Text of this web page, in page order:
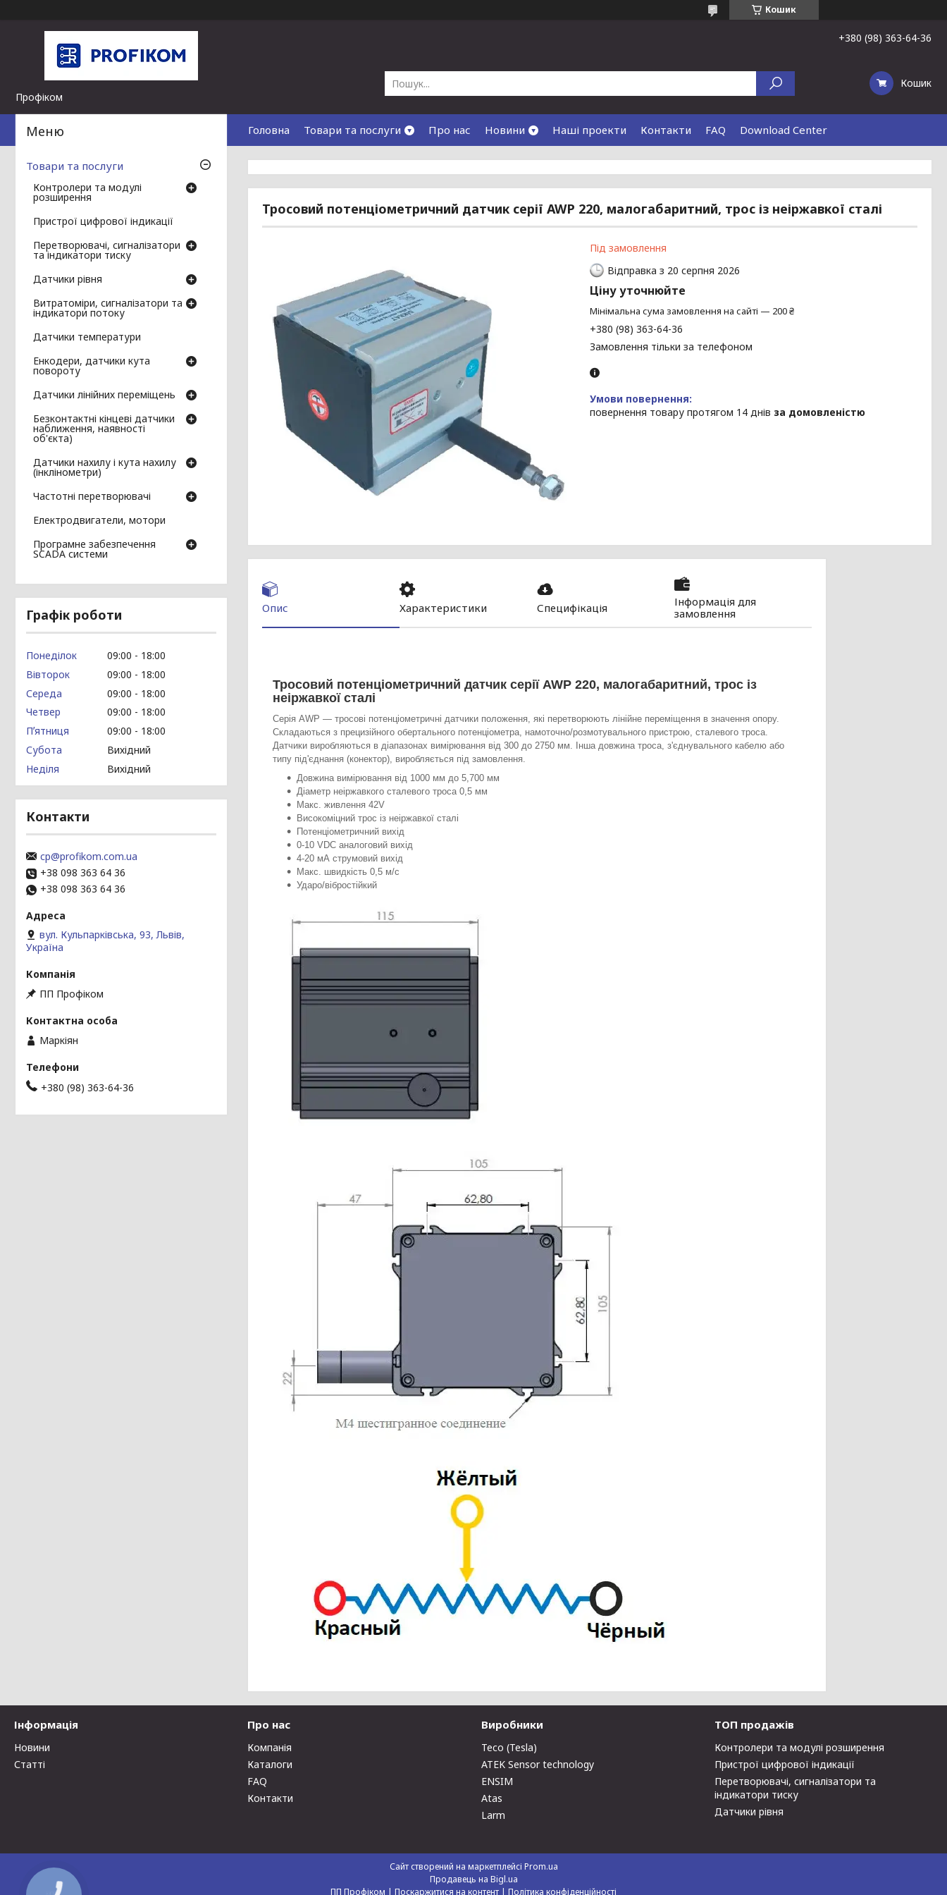
Кошик
Профіком
+380 (98) 363-64-36
Кошик
Головна Товари та послуги Про нас Новини Наші проекти Контакти FAQ Download Center
Тросовий потенціометричний датчик серії AWP 220, малогабаритний, трос із неіржавкої сталі
Під замовлення
Відправка з 20 серпня 2026
Ціну уточнюйте
Мінімальна сума замовлення на сайті — 200 ₴
+380 (98) 363-64-36
Замовлення тільки за телефоном
повернення товару протягом 14 днів за домовленістю
Опис Характеристики Специфікація
Інформація для
замовлення
Тросовий потенціометричний датчик серії AWP 220, малогабаритний, трос із
неіржавкої сталі
Серія AWP — тросові потенціометричні датчики положення, які перетворюють лінійне переміщення в значення опору.
Складаються з прецизійного обертального потенціометра, намоточно/розмотувального пристрою, сталевого троса.
Датчики виробляються в діапазонах вимірювання від 300 до 2750 мм. Інша довжина троса, з'єднувального кабелю або
типу під'єднання (конектор), виробляється під замовлення.
Довжина вимірювання від 1000 мм до 5,700 мм
Діаметр неіржавкого сталевого троса 0,5 мм
Макс. живлення 42V
Високоміцний трос із неіржавкої сталі
Потенціометричний вихід
0-10 VDC аналоговий вихід
4-20 мА струмовий вихід
Макс. швидкість 0,5 м/с
Ударо/вібростійкий
Товари та послуги
Контролери та модулі
розширення
Пристрої цифрової індикації
Перетворювачі, сигналізатори
та індикатори тиску
Датчики рівня
Витратоміри, сигналізатори та
індикатори потоку
Датчики температури
Енкодери, датчики кута
повороту
Датчики лінійних переміщень
Безконтактні кінцеві датчики
наближення, наявності
об'єкта)
Датчики нахилу і кута нахилу
(інклінометри)
Частотні перетворювачі
Електродвигатели, мотори
Програмне забезпечення
SCADA системи
Графік роботи
Понеділок 09:00
18:00
Вівторок
09:00
18:00
Середа
09:00
18:00
Четвер
09:00
18:00
Пʼятниця
09:00
18:00
Субота
Вихідний
Неділя
Вихідний
Контакти
cp@profikom.com.ua
+38 098 363 64 36
+38 098 363 64 36
вул. Кульпарківська, 93, Львів,
Україна
ПП Профіком
Маркіян
+380 (98) 363-64-36
Інформація
Новини
Статті
Про нас
Компанія
Каталоги
FAQ
Контакти
Виробники
Teco (Tesla)
ATEK Sensor technology
ENSIM
Atas
Larm
ТОП продажів
Контролери та модулі розширення
Пристрої цифрової індикації
Перетворювачі, сигналізатори та
індикатори тиску
Датчики рівня
Сайт створений на маркетплейсі Prom.ua
Продавець на Bigl.ua
ПП Профіком | Поскаржитися на контент | Політика конфіденційності